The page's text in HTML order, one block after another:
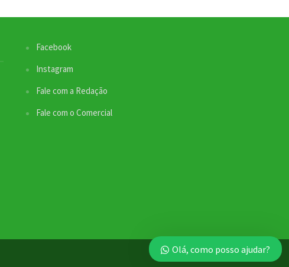
Facebook
Instagram
Fale com a Redação
Fale com o Comercial
Olá, como posso ajudar?